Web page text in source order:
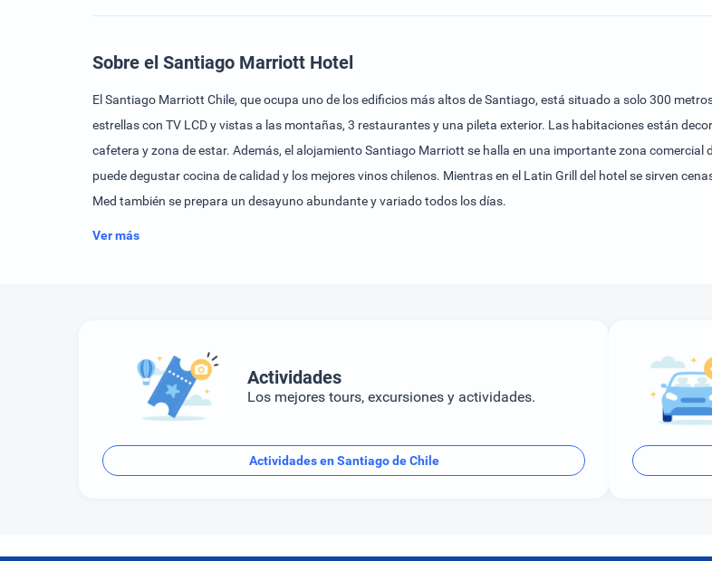
Sobre el Santiago Marriott Hotel
El Santiago Marriott Chile, que ocupa uno de los edificios más altos de Santiago, está situado a solo 300
estrellas con TV LCD y vistas a las montañas, 3 restaurantes y una pileta exterior. Las habitaciones están
cafetera y zona de estar. Además, el alojamiento Santiago Marriott se halla en una importante zona comercial
puede degustar cocina de calidad y los mejores vinos chilenos. Mientras en el Latin Grill del hotel se sirven
Med también se prepara un desayuno abundante y variado todos los días.
Ver más
Actividades
Los mejores tours, excursiones y actividades.
Actividades en Santiago de Chile